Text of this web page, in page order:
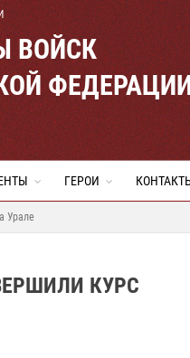
ВОЙСК
ГЕРОИ
Урале
КУРС